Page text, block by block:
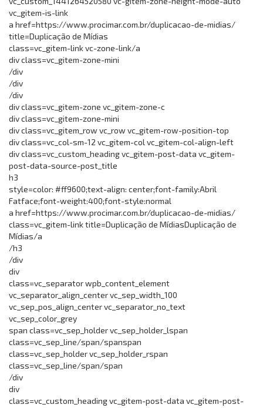
vc_gitem-is-link
a href=https://www.procimar.com.br/duplicacao-de-midias/
title=Duplicação de Mídias
class=vc_gitem-link vc-zone-link/a
div class=vc_gitem-zone-mini
/div
/div
/div
div class=vc_gitem-zone vc_gitem-zone-c
div class=vc_gitem-zone-mini
div class=vc_gitem_row vc_row vc_gitem-row-position-top
div class=vc_col-sm-12 vc_gitem-col vc_gitem-col-align-left
div class=vc_custom_heading vc_gitem-post-data vc_gitem-
post-data-source-post_title
h3
style=color: #ff9600;text-align: center;font-family:Abril
Fatface;font-weight:400;font-style:normal
a href=https://www.procimar.com.br/duplicacao-de-midias/
class=vc_gitem-link title=Duplicação de MídiasDuplicação de
Mídias/a
/h3
/div
div
class=vc_separator wpb_content_element
vc_separator_align_center vc_sep_width_100
vc_sep_pos_align_center vc_separator_no_text
vc_sep_color_grey
span class=vc_sep_holder vc_sep_holder_lspan
class=vc_sep_line/span/spanspan
class=vc_sep_holder vc_sep_holder_rspan
class=vc_sep_line/span/span
/div
div
class=vc_custom_heading vc_gitem-post-data vc_gitem-post-